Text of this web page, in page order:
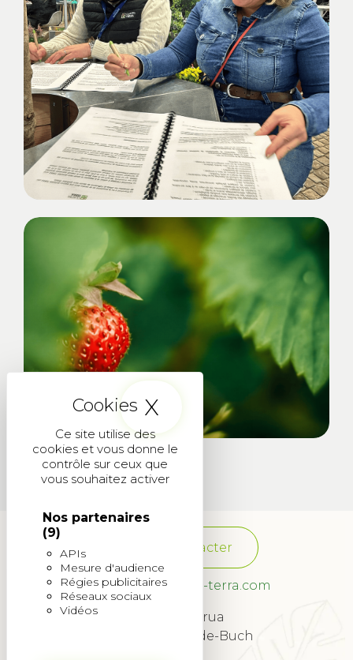
Ce site utilise des
cookies et vous donne le
contrôle sur ceux que
vous souhaitez activer
Nos partenaires
(9)
APIs
Mesure d'audience
Régies publicitaires
Réseaux sociaux
Vidéos
X Masquer le
Nous contacter
franchise@quadra-terra.com
34 Rue Lagrua
33260 La Teste-de-Buch